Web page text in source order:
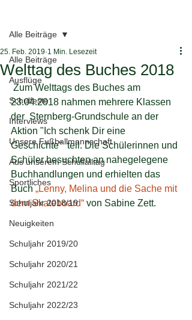
Alle Beiträge
Ausflüge
Schulfeste
Interviews
Unsere Fußballmannschaft
Aus unserem Schullalltag
Sportliches
Schuljahr 2018/19
Neuigkeiten
Schuljahr 2019/20
Schuljahr 2020/21
Schuljahr 2021/22
Schuljahr 2022/23
Alle Beiträge
Welttag des Buches 2018
25. Feb. 2019 1 Min. Lesezeit
23.04.2018 nahmen mehrere Klassen
der  Sternberg-Grundschule an der
Aktion "Ich schenk Dir eine
Geschichte"  teil. Die Schülerinnen und
Schüler besuchten an nahegelegene
Buchhandlungen und erhielten das
Buch „Lenny, Melina und die Sache mit
dem Skateboard“ von Sabine Zett.